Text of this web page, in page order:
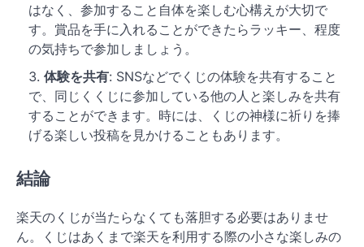
はなく、参加すること自体を楽しむ心構えが大切で
す。賞品を手に入れることができたらラッキー、程度
の気持ちで参加しましょう。
体験を共有: SNSなどでくじの体験を共有すること
で、同じくくじに参加している他の人と楽しみを共有
することができます。時には、くじの神様に祈りを捧
げる楽しい投稿を見かけることもあります。
結論
楽天のくじが当たらなくても落胆する必要はありませ
ん。くじはあくまで楽天を利用する際の小さな楽しみの